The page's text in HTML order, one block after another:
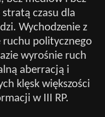
czasu dla
Wychodzenie z
ruchu politycznego
wyrośnie ruch
aberracją i
klęsk większości
w III RP.